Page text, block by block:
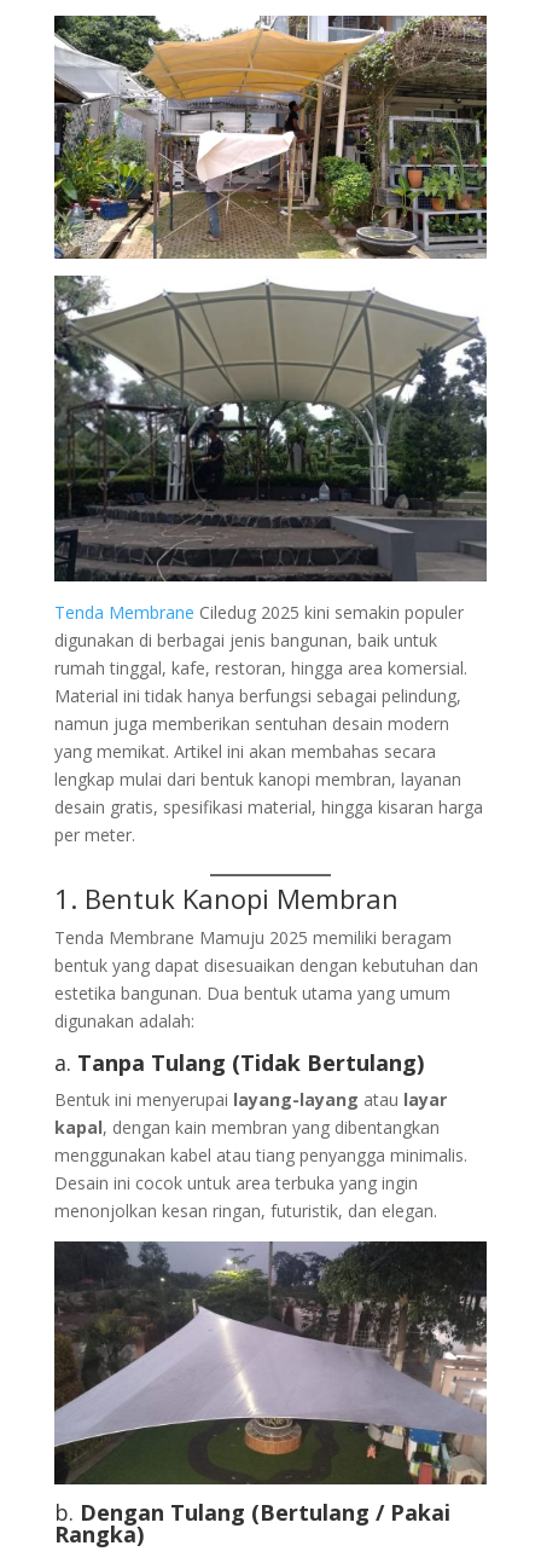
Tenda Membrane Ciledug 2025 kini semakin populer
digunakan di berbagai jenis bangunan, baik untuk
rumah tinggal, kafe, restoran, hingga area komersial.
Material ini tidak hanya berfungsi sebagai pelindung,
namun juga memberikan sentuhan desain modern
yang memikat. Artikel ini akan membahas secara
lengkap mulai dari bentuk kanopi membran, layanan
desain gratis, spesifikasi material, hingga kisaran harga
per meter.
1. Bentuk Kanopi Membran
Tenda Membrane Mamuju 2025 memiliki beragam
bentuk yang dapat disesuaikan dengan kebutuhan dan
estetika bangunan. Dua bentuk utama yang umum
digunakan adalah:
a. Tanpa Tulang (Tidak Bertulang)
Bentuk ini menyerupai layang-layang atau layar
kapal, dengan kain membran yang dibentangkan
menggunakan kabel atau tiang penyangga minimalis.
Desain ini cocok untuk area terbuka yang ingin
menonjolkan kesan ringan, futuristik, dan elegan.
b. Dengan Tulang (Bertulang / Pakai
Rangka)